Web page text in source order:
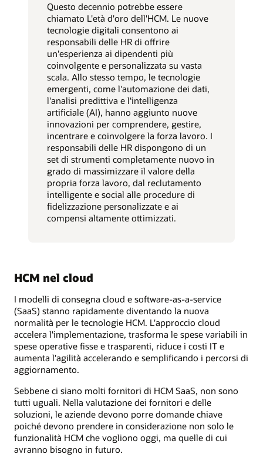
Questo decennio potrebbe essere
chiamato L'età d'oro dell'HCM. Le nuove
tecnologie digitali consentono ai
responsabili delle HR di offrire
un'esperienza ai dipendenti più
coinvolgente e personalizzata su vasta
scala. Allo stesso tempo, le tecnologie
emergenti, come l'automazione dei dati,
l'analisi predittiva e l'intelligenza
artificiale (AI), hanno aggiunto nuove
innovazioni per comprendere, gestire,
incentrare e coinvolgere la forza lavoro. I
responsabili delle HR dispongono di un
set di strumenti completamente nuovo in
grado di massimizzare il valore della
propria forza lavoro, dal reclutamento
intelligente e social alle procedure di
fidelizzazione personalizzate e ai
compensi altamente ottimizzati.
HCM nel cloud
I modelli di consegna cloud e software-as-a-service
(SaaS) stanno rapidamente diventando la nuova
normalità per le tecnologie HCM. L'approccio cloud
accelera l'implementazione, trasforma le spese variabili in
spese operative fisse e trasparenti, riduce i costi IT e
aumenta l'agilità accelerando e semplificando i percorsi di
aggiornamento.
Sebbene ci siano molti fornitori di HCM SaaS, non sono
tutti uguali. Nella valutazione dei fornitori e delle
soluzioni, le aziende devono porre domande chiave
poiché devono prendere in considerazione non solo le
funzionalità HCM che vogliono oggi, ma quelle di cui
avranno bisogno in futuro.